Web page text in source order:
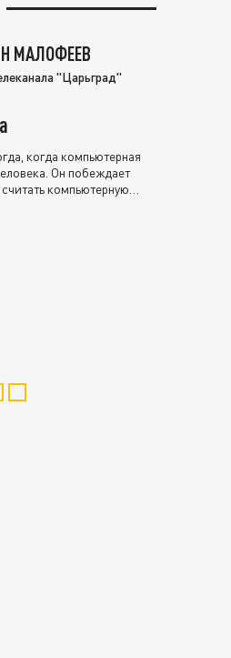
МАЛОФЕЕВ
"Царьград"
когда компьютерная
Он побеждает
компьютерную